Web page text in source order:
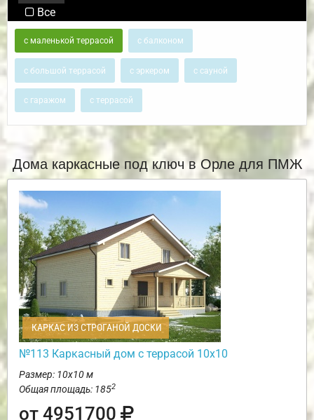
Все
с маленькой террасой с балконом
с большой террасой с эркером с сауной
с гаражом с террасой
Дома каркасные под ключ в Орле для ПМЖ
КАРКАС ИЗ СТРОГАНОЙ ДОСКИ
№113 Каркасный дом с террасой 10х10
Размер: 10х10 м
Общая площадь: 1852
от 4951700